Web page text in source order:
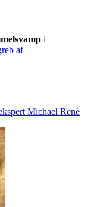
i
af
Michael René